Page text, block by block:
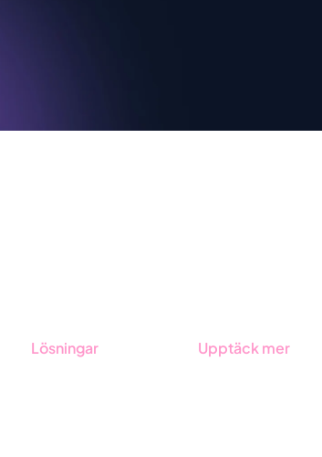
Lösningar Upptäck mer